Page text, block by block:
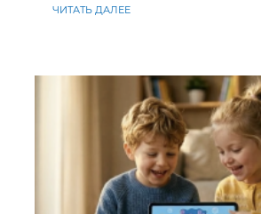
ЧИТАТЬ ДАЛЕЕ